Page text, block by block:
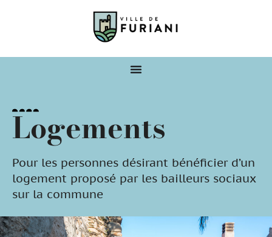
Logements
Pour les personnes désirant bénéficier d’un
logement proposé par les bailleurs sociaux
sur la commune